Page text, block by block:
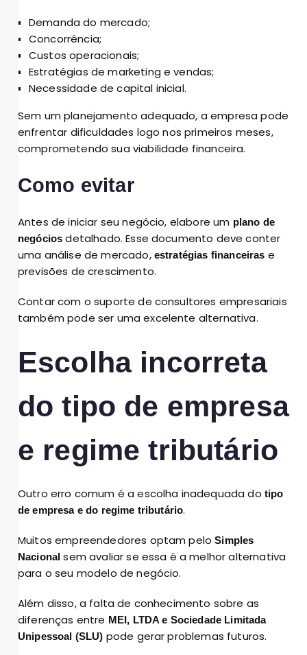
Demanda do mercado;
Concorrência;
Custos operacionais;
Estratégias de marketing e vendas;
Necessidade de capital inicial.
Sem um planejamento adequado, a empresa pode
enfrentar dificuldades logo nos primeiros meses,
comprometendo sua viabilidade financeira.
Como evitar
Antes de iniciar seu negócio, elabore um plano de
negócios detalhado. Esse documento deve conter
uma análise de mercado, estratégias financeiras e
previsões de crescimento.
Contar com o suporte de consultores empresariais
também pode ser uma excelente alternativa.
Escolha incorreta
do tipo de empresa
e regime tributário
Outro erro comum é a escolha inadequada do tipo
de empresa e do regime tributário.
Muitos empreendedores optam peloSimples
Nacional sem avaliar se essa é a melhor alternativa
para o seu modelo de negócio.
Além disso, a falta de conhecimento sobre as
diferenças entre MEI, LTDA e Sociedade Limitada
Unipessoal (SLU) pode gerar problemas futuros.